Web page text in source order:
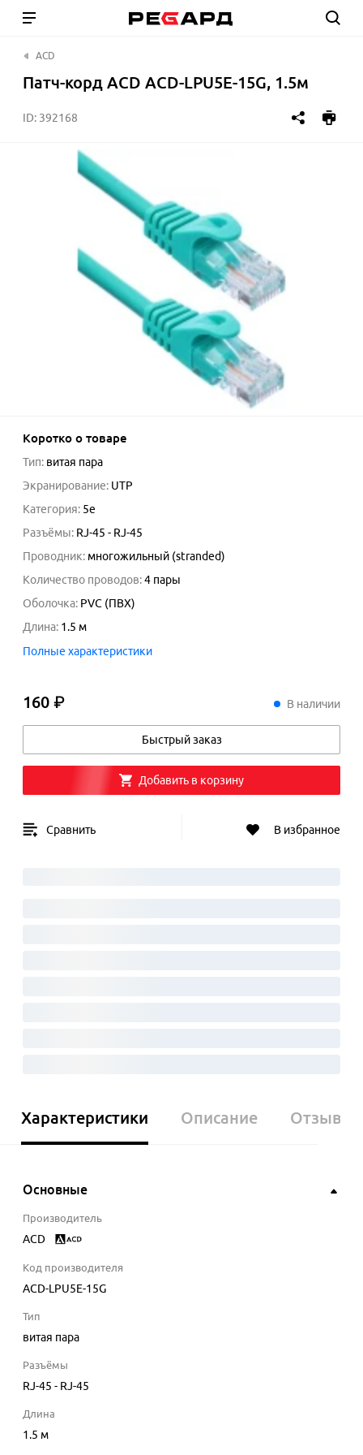
ACD
Патч-корд ACD ACD-LPU5E-15G, 1.5м
ID: 392168
Коротко о товаре
Тип: витая пара
Экранирование: UTP
Категория: 5e
Разъёмы: RJ-45 - RJ-45
Проводник: многожильный (stranded)
Количество проводов:4 пары
Оболочка: PVC (ПВХ)
Длина: 1.5 м
Полные характеристики
160 ₽160 ₽ В наличии
Быстрый заказ
Добавить в корзину
Сравнить В избранное
Характеристики Описание Отзывы
Основные
Производитель
ACD
Код производителя
ACD-LPU5E-15G
Тип
витая пара
Разъёмы
RJ-45 - RJ-45
Длина
1.5 м